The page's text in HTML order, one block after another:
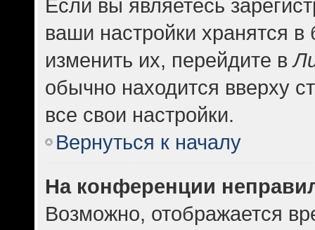
Если вы являетесь
ваши настройки хранятся
изменить их, перейдите в
обычно находится вверху
все свои настройки.
Вернуться к началу
На конференции
Возможно, отображается